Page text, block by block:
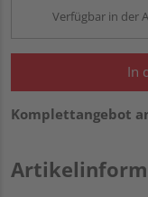
Verfügbar in der
In
Komplettangebot